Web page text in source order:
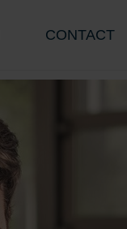
CONTACT